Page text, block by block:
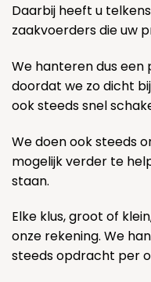
Daarbij heeft u
zaakvoerders die uw
We hanteren dus een
doordat we zo dicht
ook steeds snel
We doen ook steeds
mogelijk verder te
staan.
Elke klus, groot of
onze rekening. We
steeds opdracht per